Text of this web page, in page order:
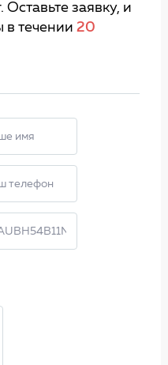
заявку, и
течении 20